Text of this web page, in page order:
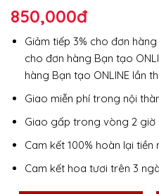
850,000đ
Giảm tiếp 3% cho đơn
cho đơn hàng Bạn tạo
hàng Bạn tạo ONLINE lần
Giao miễn phí trong nội
Giao gấp trong vòng 2 giờ
Cam kết 100% hoàn lại
Cam kết hoa tươi trên 3